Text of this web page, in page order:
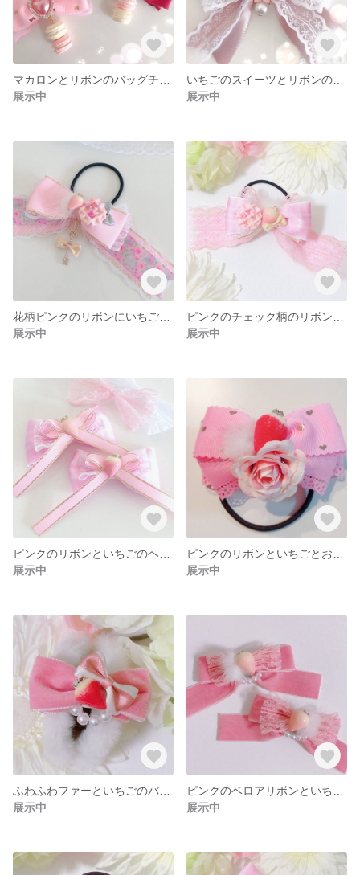
展示中
展示中
展示中
展示中
展示中
展示中
ふわふわファーといちごのバンスクリップ
展示中
展示中